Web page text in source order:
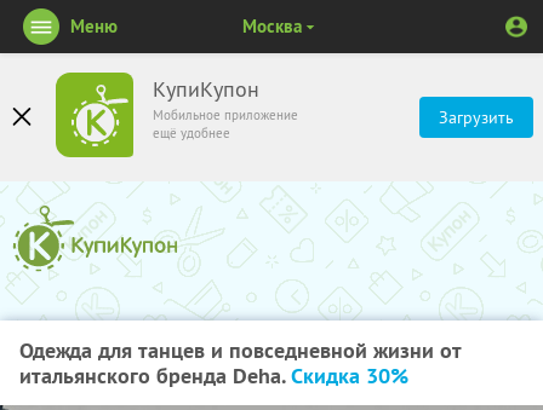
КупиКупон
Мобильное приложение
ещё удобнее
Загрузить
Меню Москва
Одежда для танцев и повседневной жизни от
итальянского бренда Deha.Скидка 30%